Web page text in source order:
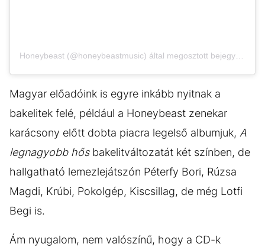
Honeybeast (@honeybeastmusic) által megosztott bejegyzés
Magyar előadóink is egyre inkább nyitnak a
bakelitek felé, például a Honeybeast zenekar
karácsony előtt dobta piacra legelső albumjuk, A
legnagyobb hősbakelitváltozatát két színben, de
hallgatható lemezlejátszón Péterfy Bori, Rúzsa
Magdi, Krúbi, Pokolgép, Kiscsillag, de még Lotfi
Begi is.
Ám nyugalom, nem valószínű, hogy a CD-k